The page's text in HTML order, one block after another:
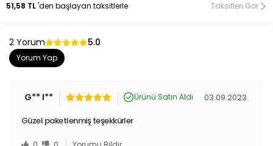
Stüdyo çekimlerinizde ambiyans oluşturabilirsiniz
dönebilen ışık başlığı tasarımına sahiptir
UBS kablo ile çalışmaktadır
pratik ve kullanışlı ürünlerin buluşma noktasıdır. Temizlik
aparatlarından pratik mutfak gereçlerine, oto aksesuarlarından yapı
51,58 TL'den başlayan taksitlerle Taksitleri Gör
2 Yorum 5.0
Yorum Yap
G** I** Ürünü Satın Aldı 03.09.2023
Güzel paketlenmiş teşekkürler